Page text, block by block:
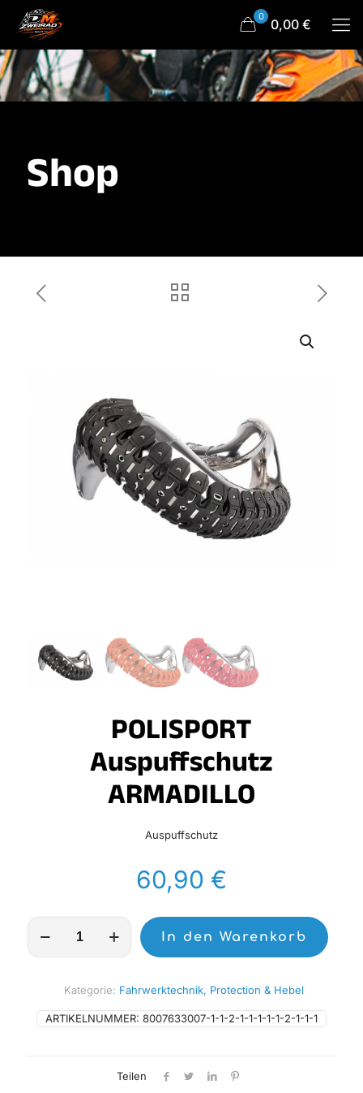
0 0,00 €
Shop
POLISPORT
Auspuffschutz
ARMADILLO
Auspuffschutz
60,90 €
Auspuffschutz
In den Warenkorb
ARTIKELNUMMER: 8007633007-1-1-2-1-1-1-1-1-2-1-1-1
Kategorie: Fahrwerktechnik, Protection & Hebel
Teilen